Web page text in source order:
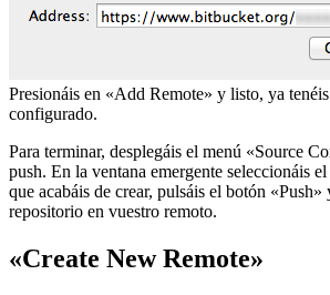
Presionáis en «Add Remote» y listo, ya
configurado.
Para terminar, desplegáis el menú «Source
push. En la ventana emergente seleccionáis
que acabáis de crear, pulsáis el botón «Push»
repositorio en vuestro remoto.
«Create New Remote»